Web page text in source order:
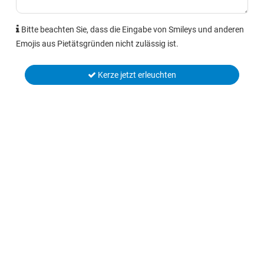
Bitte beachten Sie, dass die Eingabe von Smileys und anderen
Emojis aus Pietätsgründen nicht zulässig ist.
Kerze jetzt erleuchten